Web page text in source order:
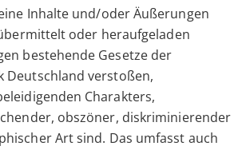
Inhalte und/oder Äußerungen
oder heraufgeladen
bestehende Gesetze der
Deutschland verstoßen,
Charakters,
obszöner, diskriminierender
Art sind. Das umfasst auch